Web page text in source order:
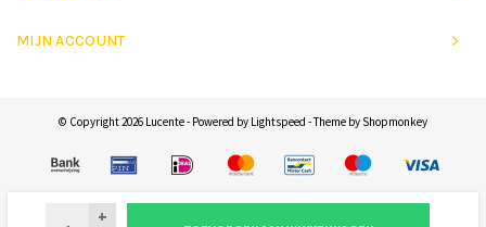
+
MIJN ACCOUNT
© Copyright 2026 Lucente - Powered by Lightspeed - Theme by Shopmonkey